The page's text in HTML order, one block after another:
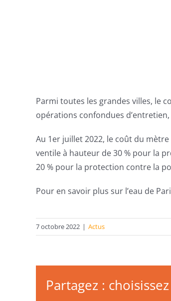
Parmi toutes les grandes villes, le
opérations confondues
Au 1er juillet 2022, le coût du mètre
ventile à hauteur de 30 % pour la
20 % pour la protection contre la
Pour en savoir plus sur l’eau de
7 octobre 2022 | Actus
Partagez :